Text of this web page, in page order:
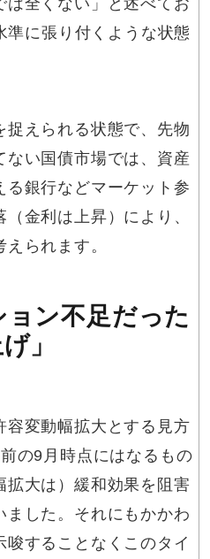
準に張り付くような状態
捉えられる状態で、先物
ない国債市場では、資産
る銀行などマーケット参
金利は上昇）により、
られます。
ン不足だった
」
容変動幅拡大とする見方
の9月時点にはなるもの
大は）緩和効果を阻害
した。それにもかかわ
唆することなくこのタイ